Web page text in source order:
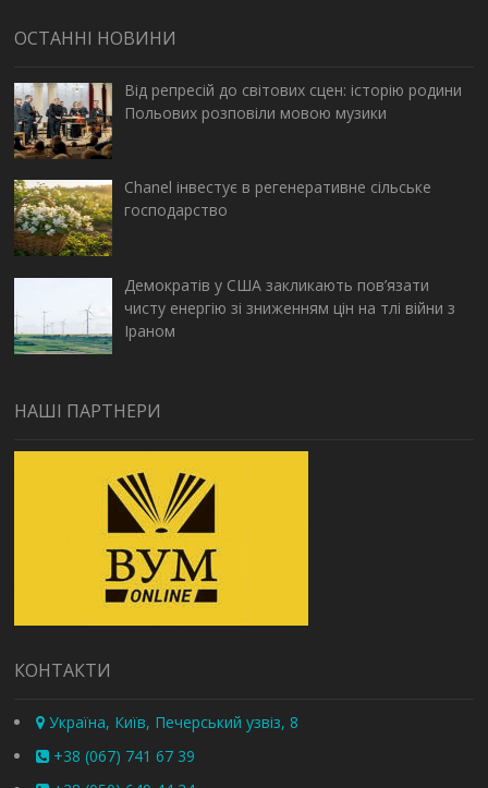
ОСТАННІ НОВИНИ
Від репресій до світових сцен: історію родини
Польових розповіли мовою музики
Chanel інвестує в регенеративне сільське
господарство
Демократів у США закликають пов’язати
чисту енергію зі зниженням цін на тлі війни з
Іраном
НАШІ ПАРТНЕРИ
КОНТАКТИ
Україна, Київ, Печерський узвіз, 8
+38 (067) 741 67 39